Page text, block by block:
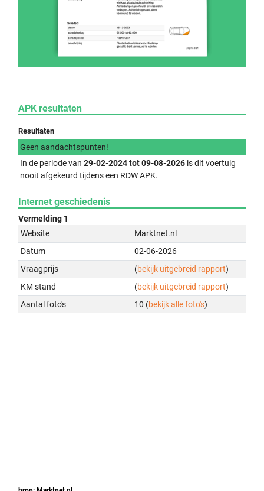
APK resultaten
Resultaten
Geen aandachtspunten!
In de periode van 29-02-2024 tot 09-08-2026 is dit voertuig
nooit afgekeurd tijdens een RDW APK.
Internet geschiedenis
Vermelding 1
Website
Marktnet.nl
Datum
02-06-2026
Vraagprijs
(bekijk uitgebreid rapport)
KM stand
(bekijk uitgebreid rapport)
Aantal foto's
10 (bekijk alle foto's)